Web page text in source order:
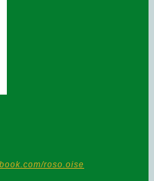
roso.oise